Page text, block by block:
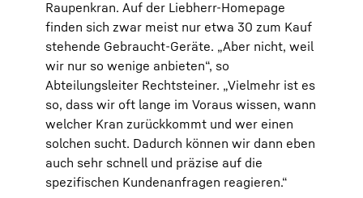
Raupenkran. Auf der Liebherr-Homepage
finden sich zwar meist nur etwa 30 zum Kauf
stehende Gebraucht-Geräte. „Aber nicht, weil
wir nur so wenige anbieten“, so
Abteilungsleiter Rechtsteiner. „Vielmehr ist es
so, dass wir oft lange im Voraus wissen, wann
welcher Kran zurückkommt und wer einen
solchen sucht. Dadurch können wir dann eben
auch sehr schnell und präzise auf die
spezifischen Kundenanfragen reagieren.“